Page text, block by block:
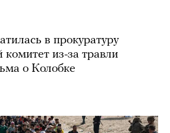
в прокуратуру
из-за травли
о Колобке